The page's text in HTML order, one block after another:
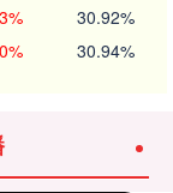
30.92%
30.94%